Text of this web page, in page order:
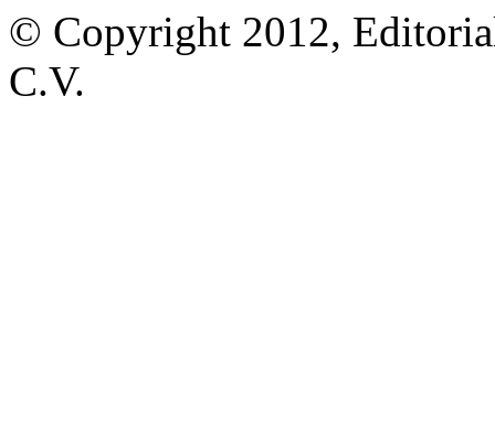
© Copyright 2012,
C.V.